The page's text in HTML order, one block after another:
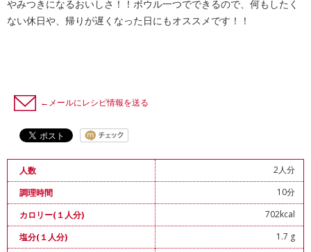
やみつきになるおいしさ！！ボウル一つでできるので、何もしたく
ない休日や、帰りが遅くなった日にもオススメです！！
←メールにレシピ情報を送る
人数
2人分
調理時間
10分
カロリー(１人分)
702kcal
塩分(１人分)
1.7 g